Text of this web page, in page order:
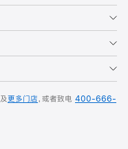
及更多门店，或者致电 400-666-